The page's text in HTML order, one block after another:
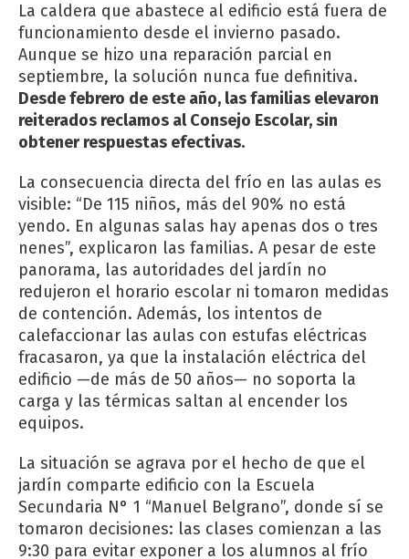
La caldera que abastece al edificio está fuera de
funcionamiento desde el invierno pasado.
Aunque se hizo una reparación parcial en
septiembre, la solución nunca fue definitiva.
Desde febrero de este año, las familias elevaron
reiterados reclamos al Consejo Escolar, sin
obtener respuestas efectivas.
La consecuencia directa del frío en las aulas es
visible: “De 115 niños, más del 90% no está
yendo. En algunas salas hay apenas dos o tres
nenes”, explicaron las familias. A pesar de este
panorama, las autoridades del jardín no
redujeron el horario escolar ni tomaron medidas
de contención. Además, los intentos de
calefaccionar las aulas con estufas eléctricas
fracasaron, ya que la instalación eléctrica del
edificio —de más de 50 años— no soporta la
carga y las térmicas saltan al encender los
equipos.
La situación se agrava por el hecho de que el
jardín comparte edificio con la Escuela
Secundaria N° 1 “Manuel Belgrano”, donde sí se
tomaron decisiones: las clases comienzan a las
9:30 para evitar exponer a los alumnos al frío